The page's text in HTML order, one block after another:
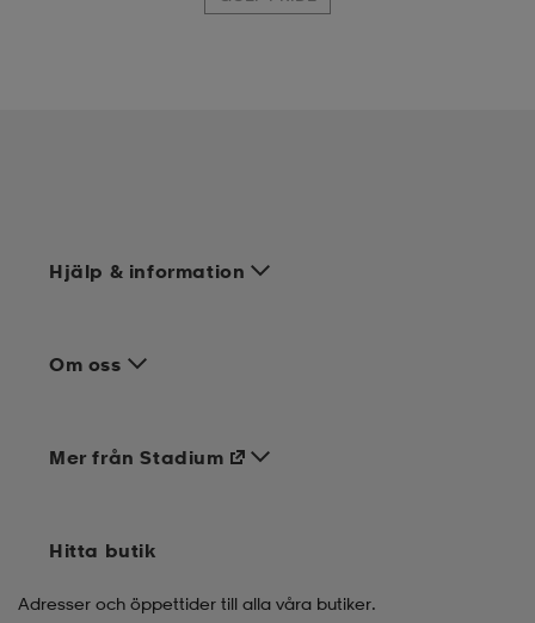
Hjälp & information
Om oss
Mer från Stadium
Hitta butik
Adresser och öppettider till alla våra butiker.